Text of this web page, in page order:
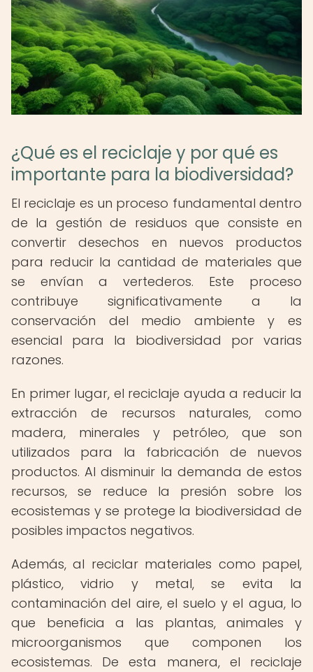
¿Qué es el reciclaje y por qué es
importante para la biodiversidad?
El reciclaje es un proceso fundamental dentro
de la gestión de residuos que consiste en
convertir desechos en nuevos productos
para reducir la cantidad de materiales que
se envían a vertederos. Este proceso
contribuye significativamente a la
conservación del medio ambiente y es
esencial para la biodiversidad por varias
razones.
En primer lugar, el reciclaje ayuda a reducir la
extracción de recursos naturales, como
madera, minerales y petróleo, que son
utilizados para la fabricación de nuevos
productos. Al disminuir la demanda de estos
recursos, se reduce la presión sobre los
ecosistemas y se protege la biodiversidad de
posibles impactos negativos.
Además, al reciclar materiales como papel,
plástico, vidrio y metal, se evita la
contaminación del aire, el suelo y el agua, lo
que beneficia a las plantas, animales y
microorganismos que componen los
ecosistemas. De esta manera, el reciclaje